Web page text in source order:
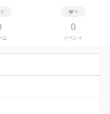
0
ム
0
0
イベント